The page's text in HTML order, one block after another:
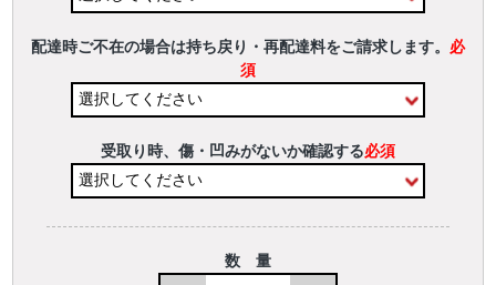
配達時ご不在の場合は持ち戻り・再配達料をご請求します。 必
須
受取り時、傷・凹みがないか確認する必須
数 量